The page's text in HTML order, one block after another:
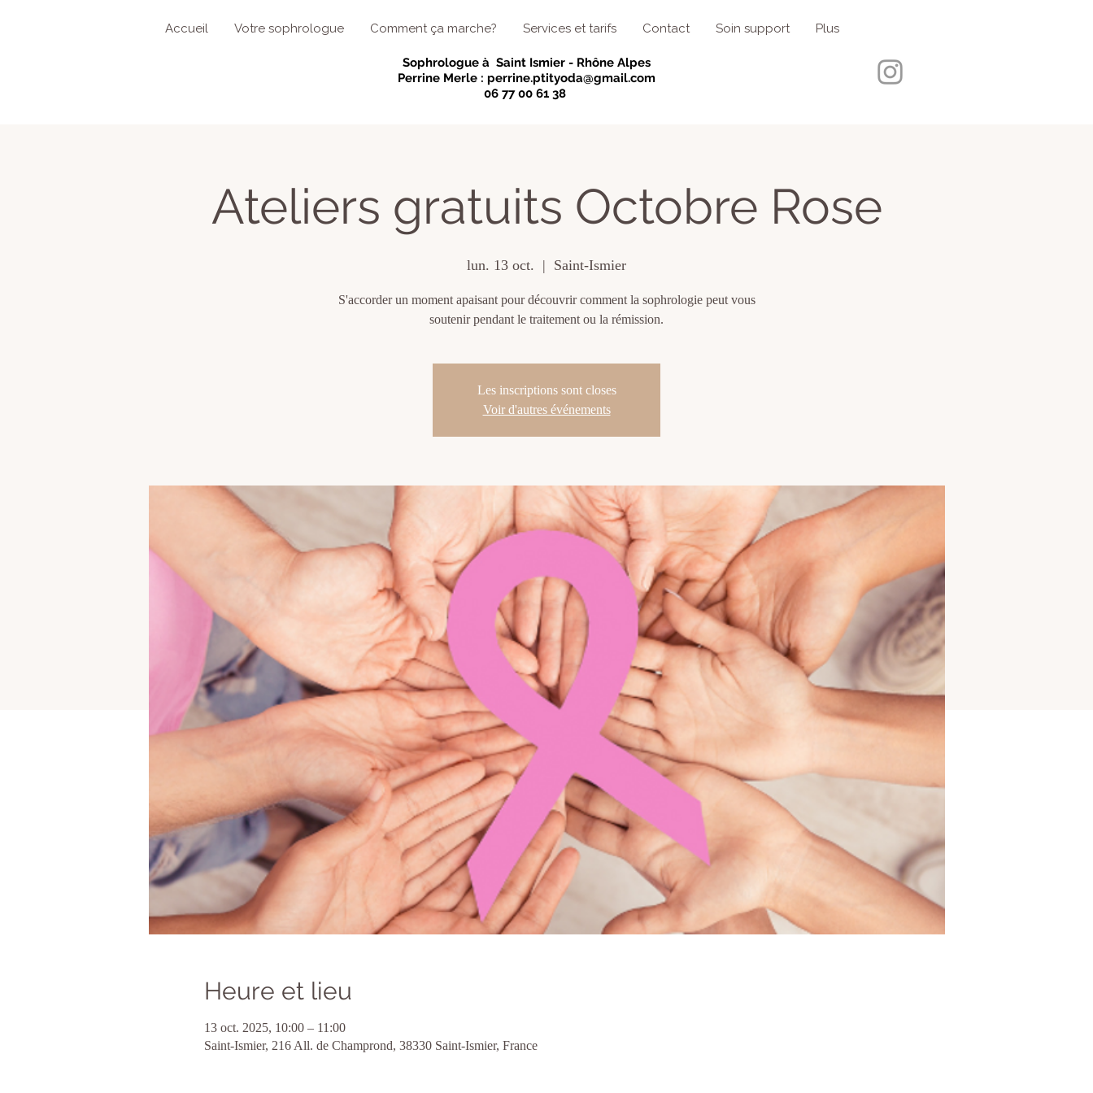
Accueil Votre sophrologue Comment ça marche? Services et tarifs Contact Soin support Plus
Sophrologue à Saint Ismier - Rhône Alpes
Perrine Merle : perrine.ptityoda@gmail.com
06 77 00 61 38
Ateliers gratuits Octobre Rose
lun. 13 oct.
  |
Saint-Ismier
S'accorder un moment apaisant pour découvrir comment la sophrologie peut vous
soutenir pendant le traitement ou la rémission.
Les inscriptions sont closes
Voir d'autres événements
Heure et lieu
13 oct. 2025, 10:00 – 11:00
Saint-Ismier, 216 All. de Champrond, 38330 Saint-Ismier, France